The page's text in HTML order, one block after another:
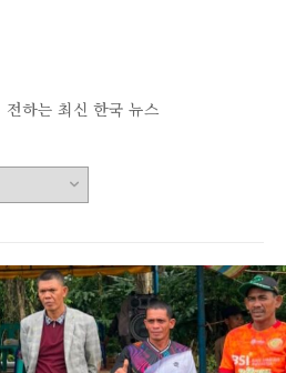
하는 최신 한국 뉴스